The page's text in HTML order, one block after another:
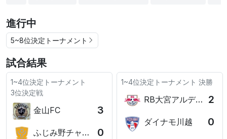
進行中
5~8位決定トーナメント
試合結果
1~4位決定トーナメント
3位決定戦
金山FC 3
ふじみ野チャンプ 0
1~4位決定トーナメント 決勝
RB大宮アルディージャ 2
ダイナモ川越 0